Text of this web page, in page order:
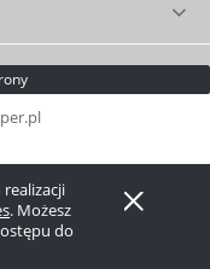
. Możesz
do